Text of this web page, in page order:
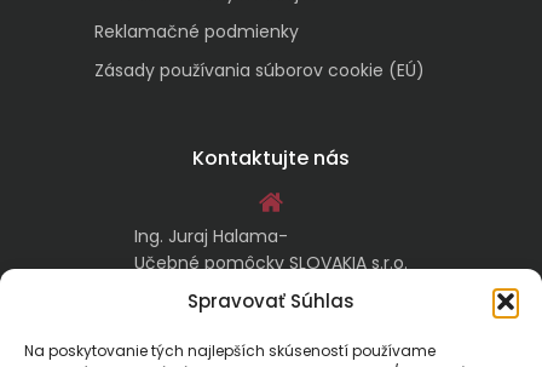
Spravovať Súhlas
Na poskytovanie tých najlepších skúseností používame
Reklamačné podmienky
Zásady používania súborov cookie (EÚ)
Kontaktujte nás
Ing. Juraj Halama-
Učebné pomôcky SLOVAKIA s.r.o.
Malachovská 17/A
974 05 Banská Bystrica